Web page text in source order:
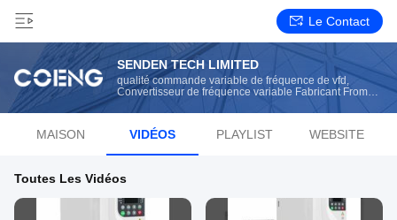
Le Contact
SENDEN TECH LIMITED
qualité commande variable de fréquence de vfd,
Convertisseur de fréquence variable Fabricant From
MAISON VIDÉOS PLAYLIST WEBSITE
Toutes Les Vidéos